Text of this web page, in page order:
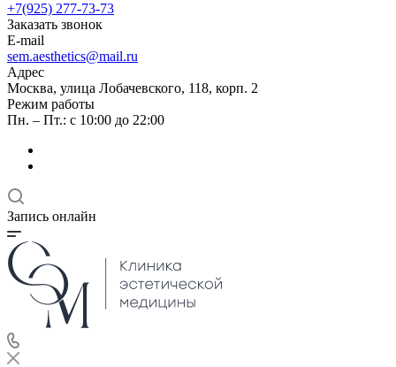
+7(925) 277-73-73
Заказать звонок
E-mail
sem.aesthetics@mail.ru
Адрес
Москва, улица Лобачевского, 118, корп. 2
Режим работы
Пн. – Пт.: с 10:00 до 22:00
Запись онлайн